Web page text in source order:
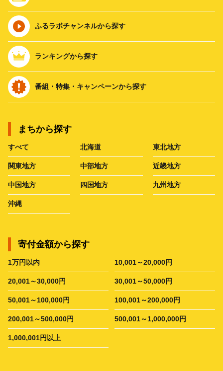
ふるラボチャンネルから探す
ランキングから探す
番組・特集・キャンペーンから探す
まちから探す
すべて 北海道 東北地方
関東地方 中部地方 近畿地方
中国地方 四国地方 九州地方
沖縄
寄付金額から探す
1万円以内 10,001～20,000円
20,001～30,000円 30,001～50,000円
50,001～100,000円 100,001～200,000円
200,001～500,000円 500,001～1,000,000円
1,000,001円以上